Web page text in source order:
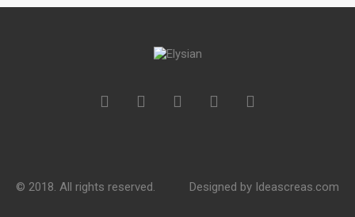
© 2018. All rights reserved. Designed by Ideascreas.com